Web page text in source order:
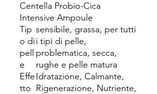
Centella Probio-Cica
Intensive Ampoule
Tip
o di
pell
e
sensibile, grassa, per tutti
i tipi di pelle,
problematica, secca,
rughe e pelle matura
Effe
tto
Idratazione, Calmante,
Rigenerazione, Nutriente,